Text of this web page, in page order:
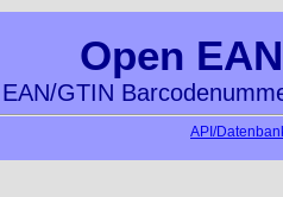
Open
EAN/GTIN
API/